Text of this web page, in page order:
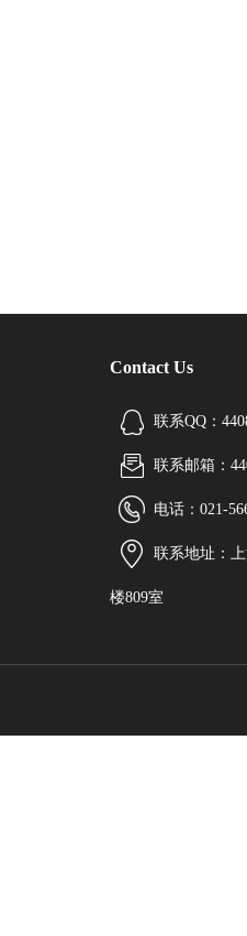
Contact Us
联系QQ：
联系邮箱：
电话：021-
联系地址：
楼809室